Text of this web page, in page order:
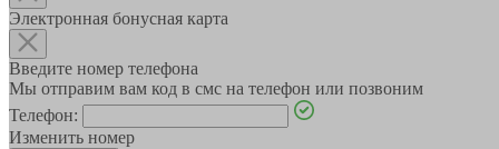
Электронная бонусная карта
Введите номер телефона
Мы отправим вам код в смс на телефон или позвоним
Телефон:
Изменить номер